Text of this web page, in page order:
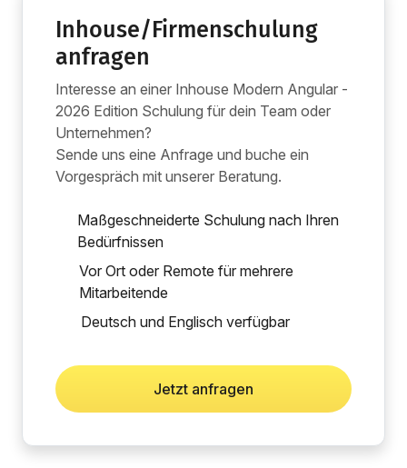
Inhouse/Firmenschulung
anfragen
Interesse an einer Inhouse Modern Angular -
2026 Edition Schulung für dein Team oder
Unternehmen?
Sende uns eine Anfrage und buche ein
Vorgespräch mit unserer Beratung.
Maßgeschneiderte Schulung nach Ihren
Bedürfnissen
Vor Ort oder Remote für mehrere
Mitarbeitende
Deutsch und Englisch verfügbar
Jetzt anfragen